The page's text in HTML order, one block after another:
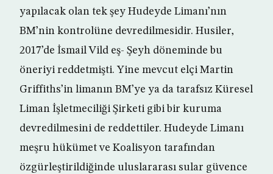
yapılacak olan tek şey Hudeyde Limanı’nın
BM’nin kontrolüne devredilmesidir. Husiler,
2017’de İsmail Vild eş- Şeyh döneminde bu
öneriyi reddetmişti. Yine mevcut elçi Martin
Griffiths’in limanın BM’ye ya da tarafsız Küresel
Liman İşletmeciliği Şirketi gibi bir kuruma
devredilmesini de reddettiler. Hudeyde Limanı
meşru hükümet ve Koalisyon tarafından
özgürleştirildiğinde uluslararası sular güvence